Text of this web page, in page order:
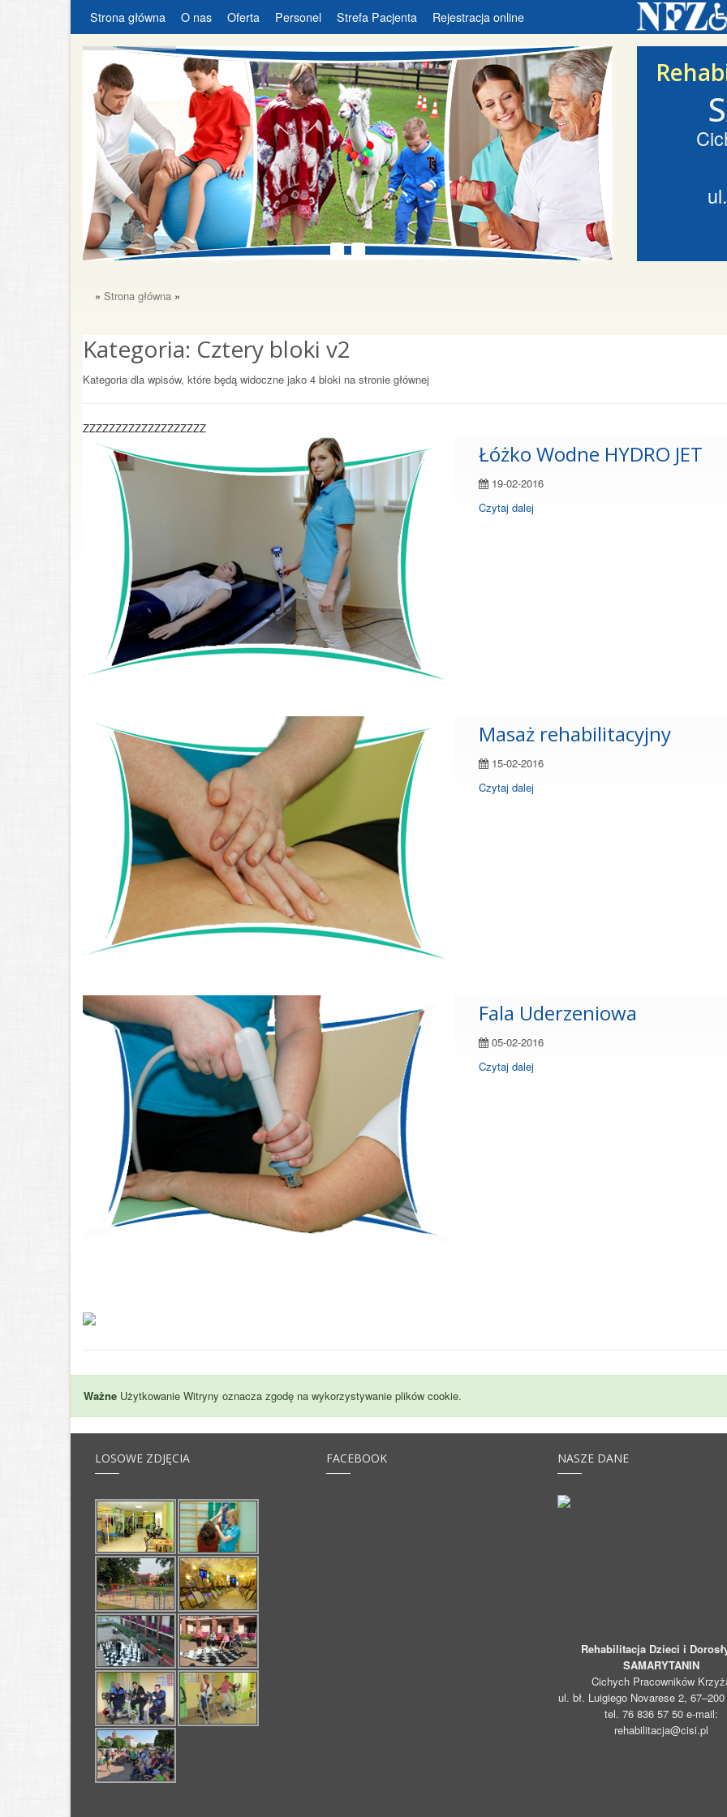
Strona główna O nas Oferta Personel Strefa Pacjenta Rejestracja online
» Strona główna »
Kategoria: Cztery bloki v2
Kategoria dla wpisów, które będą widoczne jako 4 bloki na stronie głównej
ZZZZZZZZZZZZZZZZZZZ
Łóżko Wodne HYDRO JET
19-02-2016
Czytaj dalej
Masaż rehabilitacyjny
15-02-2016
Czytaj dalej
Fala Uderzeniowa
05-02-2016
Czytaj dalej
Ważne Użytkowanie Witryny oznacza zgodę na wykorzystywanie plików cookie.
LOSOWE ZDJĘCIA FACEBOOK NASZE DANE
Rehabilitacja Dzieci i
SAMARYTANIN
Cichych Pracowników
ul. bł. Luigiego Novarese 2, 67–200
tel. 76 836 57 50 e-mail:
rehabilitacja@cisi.pl